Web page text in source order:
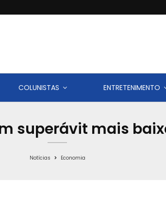
COLUNISTAS ENTRETENIMENTO
superávit mais
Notícias Economia